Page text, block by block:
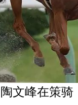
文峰在策骑